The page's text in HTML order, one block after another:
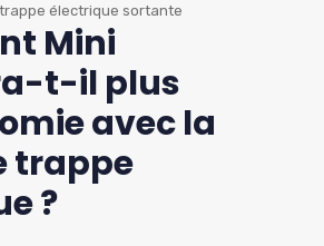
électrique sortante
Mini
t-il plus
avec la
trappe
?